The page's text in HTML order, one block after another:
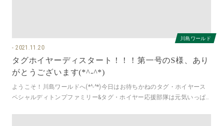
川島ワールド
2021.11.20
タグホイヤーディスタート！！！第一号のS様、あり
がとうございます(*^-^*)
ようこそ！川島ワールドへ(*^-^*)今日はお待ちかねのタグ・ホイヤース
ペシャルディトンプファミリー&タグ・ホイヤー応援部隊は元気いっぱ